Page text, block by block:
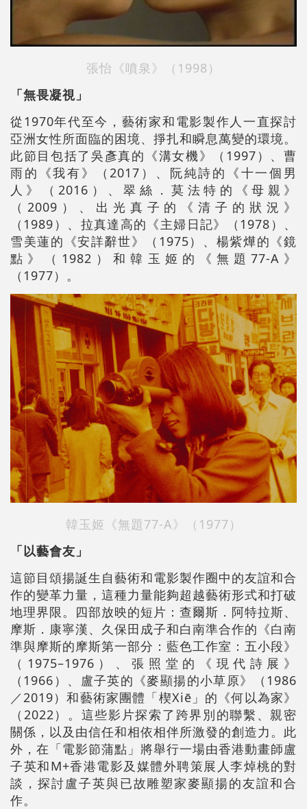
張怡《噴泉》（1998）
「無畏凝視」
從1970年代至今，藝術家和電影製作人一直探討
亞洲女性所面臨的困境、掙扎和瞬息萬變的環境。
此節目包括了吳彥真的《溝女機》（1997）、曹
雨的《我有》（2017）、阮純詩的《十一個男
人》（2016）、翠絲．莫法特的《母親》
（2009）、出光真子的《清子的狀況》
（1989）、拉真達高的《主婦日記》（1978）、
雪美蓮的《安詳辭世》（1975）、楊紫燁的《鏡
點》（1982）和韓玉姬的《無題77-A》
（1977）。
韓玉姬《無題77-A》（1977）
「以藝會友」
這節目頌揚誕生自藝術和電影製作圈中的友誼和合
作的變革力量，這種力量能夠超越藝術形式和打破
地理界限。四部放映的短片：查爾斯．阿特拉斯、
摩斯．康寧漢、久保田成子和白南準合作的《白南
準與摩斯的摩斯第一部分：藍色工作室：五小段》
（1975–1976）、張照堂的《現代詩展》
（1966）、盧子英的《麥顯揚的小草原》（1986
／2019）和藝術家團體「楔Xiē」的《何以為家》
（2022）。這些影片探索了跨界別的聯繫、親密
關係，以及由信任和相依相伴所激發的創造力。此
外，在「電影節蒲點」將舉行一場由香港動畫師盧
子英和M+香港電影及媒體外聘策展人李焯桃的對
談，探討盧子英與已故雕塑家麥顯揚的友誼和合
作。